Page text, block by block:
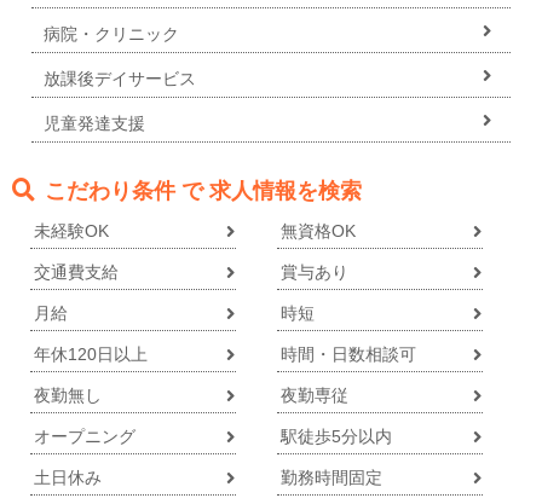
病院・クリニック
放課後デイサービス
児童発達支援
こだわり条件 で 求人情報を検索
未経験OK 無資格OK
交通費支給 賞与あり
月給 時短
年休120日以上 時間・日数相談可
夜勤無し 夜勤専従
オープニング 駅徒歩5分以内
土日休み 勤務時間固定